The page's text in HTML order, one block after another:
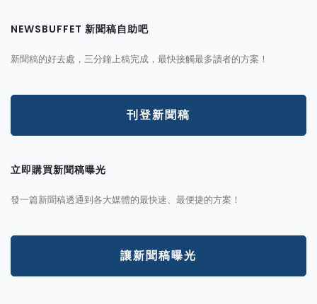
NEWSBUFFET 新聞稿自助吧
新聞稿的好去處，三分鐘上稿完成，最快接觸最多讀者的方案！
刊登新聞稿
立即購買新聞稿曝光
發一篇新聞稿透通到各大媒體的最快速、最便捷的方案！
讓新聞稿曝光